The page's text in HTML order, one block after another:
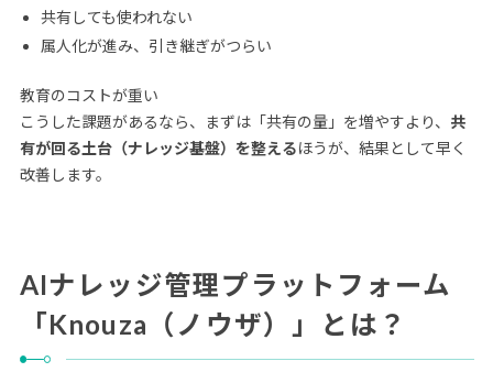
共有しても使われない
属人化が進み、引き継ぎがつらい
教育のコストが重い
こうした課題があるなら、まずは「共有の量」を増やすより、 共
有が回る土台（ナレッジ基盤）を整えるほうが、結果として早く
改善します。
AIナレッジ管理プラットフォーム
「Knouza（ノウザ）」とは？